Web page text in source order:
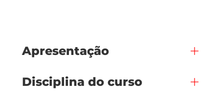
Apresentação
Disciplina do curso